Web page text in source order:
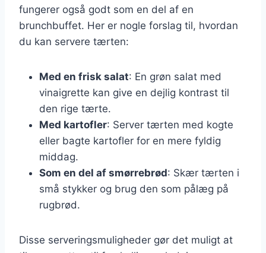
fungerer også godt som en del af en
brunchbuffet. Her er nogle forslag til, hvordan
du kan servere tærten:
Med en frisk salat: En grøn salat med
vinaigrette kan give en dejlig kontrast til
den rige tærte.
Med kartofler: Server tærten med kogte
eller bagte kartofler for en mere fyldig
middag.
Som en del af smørrebrød: Skær tærten i
små stykker og brug den som pålæg på
rugbrød.
Disse serveringsmuligheder gør det muligt at